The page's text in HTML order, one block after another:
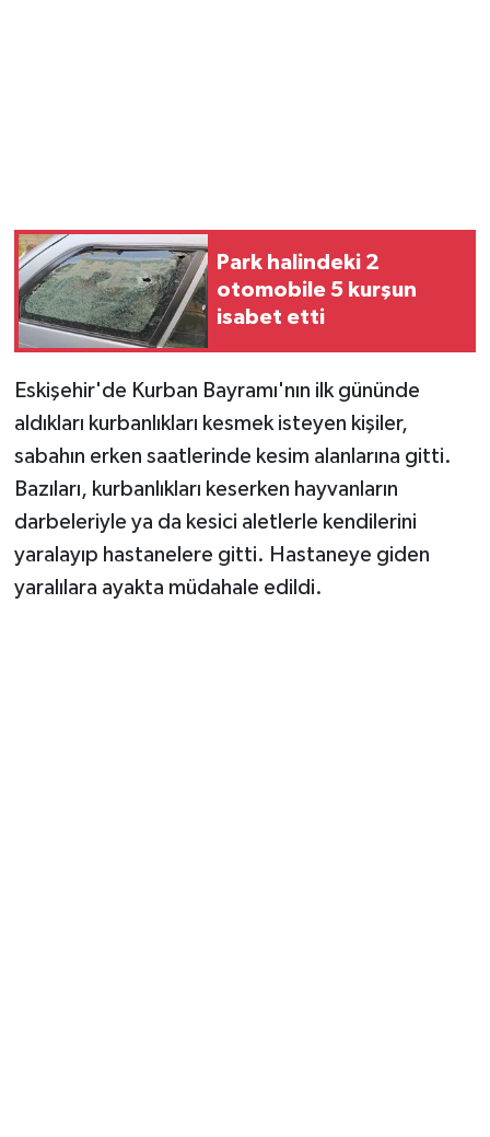
Park halindeki 2
otomobile 5 kurşun
isabet etti
Eskişehir'de Kurban Bayramı'nın ilk gününde
aldıkları kurbanlıkları kesmek isteyen kişiler,
sabahın erken saatlerinde kesim alanlarına gitti.
Bazıları, kurbanlıkları keserken hayvanların
darbeleriyle ya da kesici aletlerle kendilerini
yaralayıp hastanelere gitti. Hastaneye giden
yaralılara ayakta müdahale edildi.
Sağlık
Seri İlan
Siyaset
Sokak Hayvanlarını Sahiplendirme
Sonsöz Özel
Vasıta